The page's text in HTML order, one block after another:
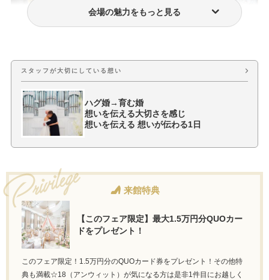
会場の魅力をもっと見る
スタッフが大切にしている想い
ハグ婚→育む婚
想いを伝える大切さを感じ
想いを伝える 想いが伝わる1日
来館特典
【このフェア限定】最大1.5万円分QUOカー
ドをプレゼント！
このフェア限定！1.5万円分のQUOカード券をプレゼント！その他特
典も満載☆18（アンウィット）が気になる方は是非1件目にお越しく